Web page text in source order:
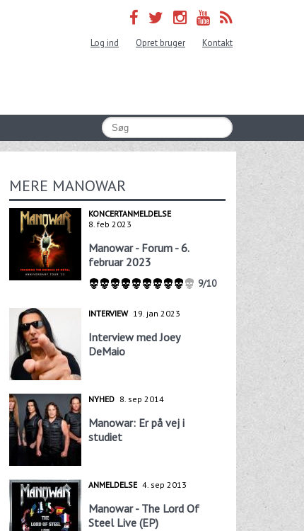
Log ind Opret bruger Kontakt
MERE MANOWAR
KONCERTANMELDELSE
8. feb 2023
Manowar - Forum - 6.
februar 2023
9/10
INTERVIEW 19. jan 2023
Interview med Joey
DeMaio
NYHED 8. sep 2014
Manowar: Er på vej i
studiet
ANMELDELSE 4. sep 2013
Manowar - The Lord Of
Steel Live (EP)